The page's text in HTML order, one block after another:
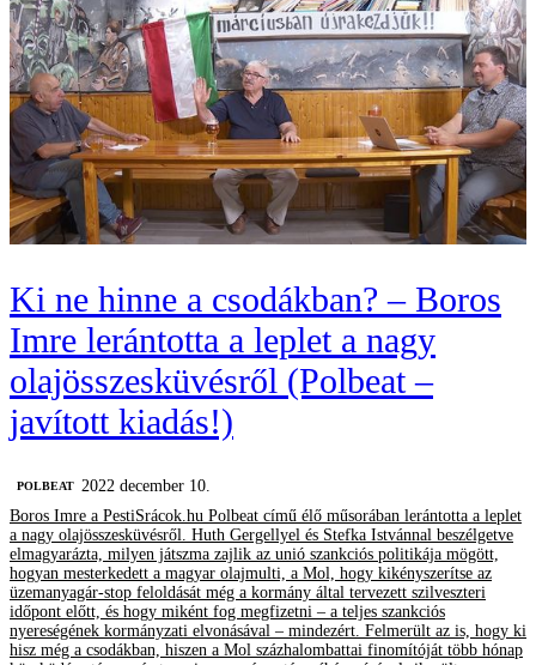
Ki ne hinne a csodákban? – Boros
Imre lerántotta a leplet a nagy
olajösszesküvésről (Polbeat –
javított kiadás!)
‎POLBEAT
2022 december 10.
Boros Imre a PestiSrácok.hu Polbeat című élő műsorában lerántotta a leplet
a nagy olajösszesküvésről. Huth Gergellyel és Stefka Istvánnal beszélgetve
elmagyarázta, milyen játszma zajlik az unió szankciós politikája mögött,
hogyan mesterkedett a magyar olajmulti, a Mol, hogy kikényszerítse az
üzemanyagár-stop feloldását még a kormány által tervezett szilveszteri
időpont előtt, és hogy miként fog megfizetni – a teljes szankciós
nyereségének kormányzati elvonásával – mindezért. Felmerült az is, hogy ki
hisz még a csodákban, hiszen a Mol százhalombattai finomítóját több hónap